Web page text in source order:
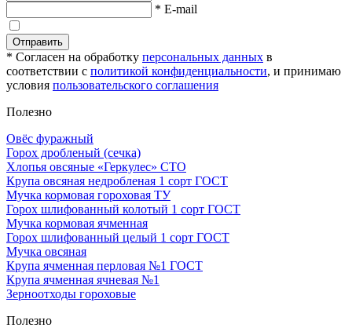
* E-mail
Отправить
* Согласен на обработку персональных данных в
соответствии с политикой конфиденциальности, и принимаю
условия пользовательского соглашения
Полезно
Овёс фуражный
Горох дробленый (сечка)
Хлопья овсяные «Геркулес» СТО
Крупа овсяная недробленая 1 сорт ГОСТ
Мучка кормовая гороховая ТУ
Горох шлифованный колотый 1 сорт ГОСТ
Мучка кормовая ячменная
Горох шлифованный целый 1 сорт ГОСТ
Мучка овсяная
Крупа ячменная перловая №1 ГОСТ
Крупа ячменная ячневая №1
Зерноотходы гороховые
Полезно